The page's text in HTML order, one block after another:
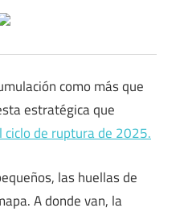
como más que
estratégica que
de ruptura de 2025.
las huellas de
A donde van, la